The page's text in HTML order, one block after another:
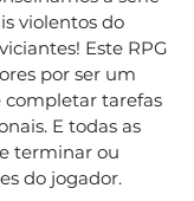
violentos do
Este RPG
por ser um
completar tarefas
E todas as
terminar ou
do jogador.